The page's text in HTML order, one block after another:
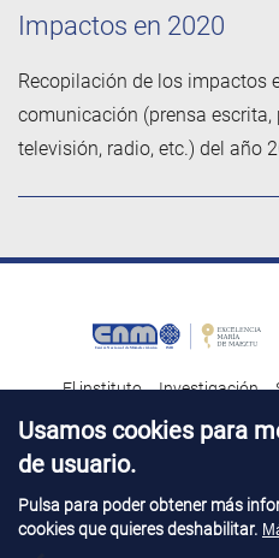
Impactos en 2020
Recopilación de los impactos
comunicación (prensa escrita,
televisión, radio, etc.) del año
El instituto Investigación
Transferencia tecnológica
Contacto Talento
Aviso Legal Perfil del
Usamos cookies para
de usuario.
Pulsa para poder obtener más
cookies que quieres deshabilitar.